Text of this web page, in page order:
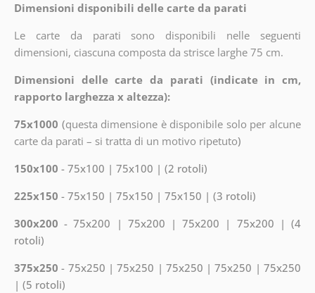
Dimensioni disponibili delle carte da parati
Le carte da parati sono disponibili nelle seguenti
dimensioni, ciascuna composta da strisce larghe 75 cm.
Dimensioni delle carte da parati (indicate in cm,
rapporto larghezza x altezza):
75x1000 (questa dimensione è disponibile solo per alcune
carte da parati – si tratta di un motivo ripetuto)
150x100 - 75x100 | 75x100 | (2 rotoli)
225x150 - 75x150 | 75x150 | 75x150 | (3 rotoli)
300x200 - 75x200 | 75x200 | 75x200 | 75x200 | (4
rotoli)
375x250 - 75x250 | 75x250 | 75x250 | 75x250 | 75x250
| (5 rotoli)